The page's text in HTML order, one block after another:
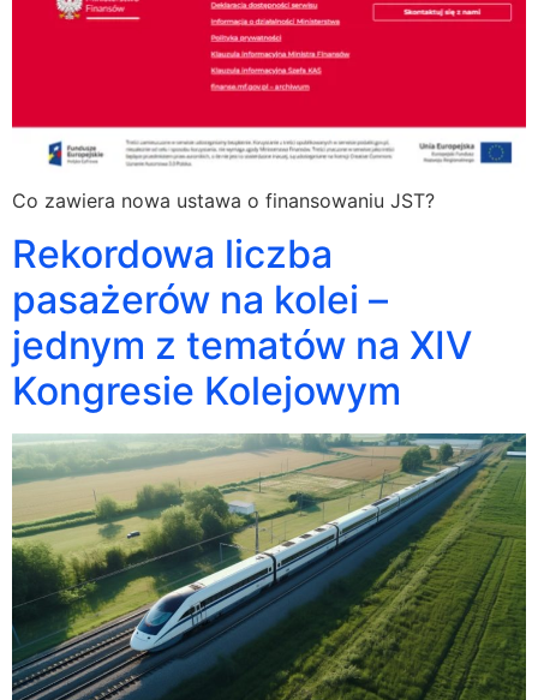
Co zawiera nowa ustawa o finansowaniu JST?
Rekordowa liczba
pasażerów na kolei –
jednym z tematów na XIV
Kongresie Kolejowym